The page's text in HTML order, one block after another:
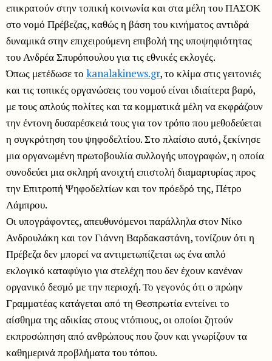
επικρατούν στην τοπική κοινωνία και στα μέλη του ΠΑΣΟΚ
στο νομό Πρέβεζας, καθώς η βάση του κινήματος αντιδρά
δυναμικά στην επιχειρούμενη επιβολή της υποψηφιότητας
του Ανδρέα Σπυρόπουλου για τις εθνικές εκλογές.
Όπως μετέδωσε το kanalakinews.gr, το κλίμα στις γειτονιές
και τις τοπικές οργανώσεις του νομού είναι ιδιαίτερα βαρύ,
με τους απλούς πολίτες και τα κομματικά μέλη να εκφράζουν
την έντονη δυσαρέσκειά τους για τον τρόπο που μεθοδεύεται
η συγκρότηση του ψηφοδελτίου. Στο πλαίσιο αυτό, ξεκίνησε
μια οργανωμένη πρωτοβουλία συλλογής υπογραφών, η οποία
συνοδεύει μια σκληρή ανοιχτή επιστολή διαμαρτυρίας προς
την Επιτροπή Ψηφοδελτίων και τον πρόεδρό της, Πέτρο
Λάμπρου.
Οι υπογράφοντες, απευθυνόμενοι παράλληλα στον Νίκο
Ανδρουλάκη και τον Γιάννη Βαρδακαστάνη, τονίζουν ότι η
Πρέβεζα δεν μπορεί να αντιμετωπίζεται ως ένα απλό
εκλογικό καταφύγιο για στελέχη που δεν έχουν κανέναν
οργανικό δεσμό με την περιοχή. Το γεγονός ότι ο πρώην
Γραμματέας κατάγεται από τη Θεσπρωτία εντείνει το
αίσθημα της αδικίας στους ντόπιους, οι οποίοι ζητούν
εκπροσώπηση από ανθρώπους που ζουν και γνωρίζουν τα
καθημερινά προβλήματα του τόπου.